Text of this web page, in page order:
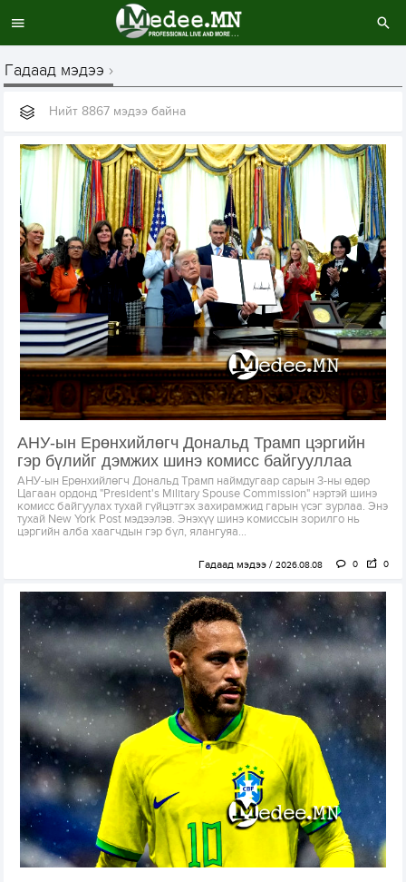
Гадаад мэдээ
Нийт 8867 мэдээ байна
АНУ-ын Ерөнхийлөгч Дональд Трамп цэргийн
гэр бүлийг дэмжих шинэ комисс байгууллаа
АНУ-ын Ерөнхийлөгч Дональд Трамп наймдугаар сарын 3-ны өдөр
Цагаан ордонд "President's Military Spouse Commission" нэртэй шинэ
комисс байгуулах тухай гүйцэтгэх захирамжид гарын үсэг зурлаа. Энэ
тухай New York Post мэдээлэв. Энэхүү шинэ комиссын зорилго нь
цэргийн алба хаагчдын гэр бүл, ялангуяа...
Гадаад мэдээ 2026.08.08 0 0